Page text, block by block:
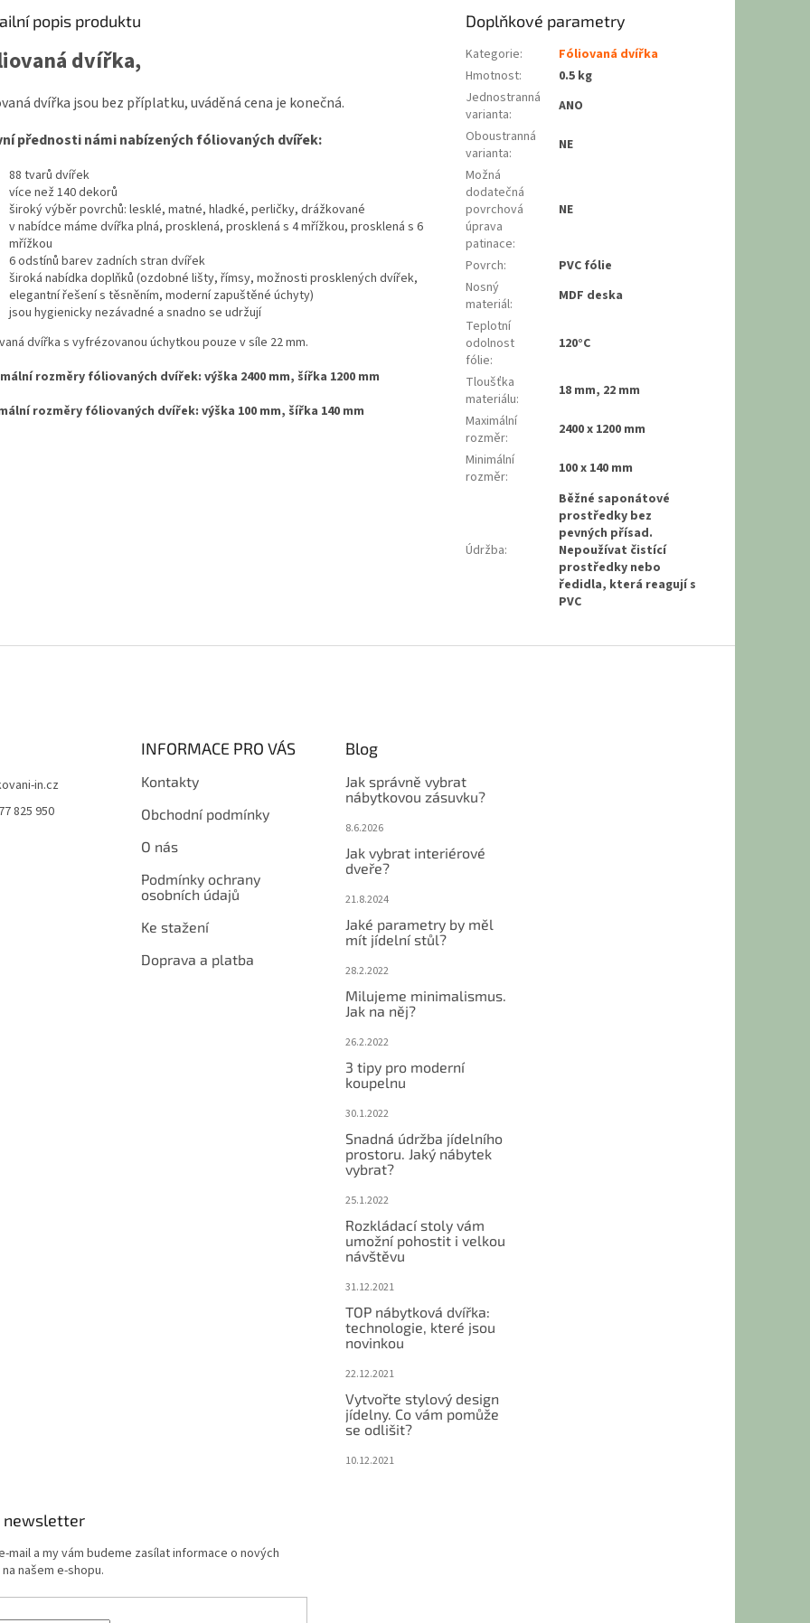
popis produktu
dvířka,
dvířka jsou bez příplatku, uváděná cena je konečná.
přednosti námi nabízených fóliovaných dvířek:
88 tvarů dvířek
více než 140 dekorů
široký výběr povrchů: lesklé, matné, hladké, perličky, drážkované
v nabídce máme dvířka plná, prosklená, prosklená s 4 mřížkou, prosklená s 6
mřížkou
6 odstínů barev zadních stran dvířek
široká nabídka doplňků (ozdobné lišty, římsy, možnosti prosklených dvířek,
elegantní řešení s těsněním, moderní zapuštěné úchyty)
jsou hygienicky nezávadné a snadno se udržují
dvířka s vyfrézovanou úchytkou pouze v síle 22 mm.
rozměry fóliovaných dvířek: výška 2400 mm, šířka 1200 mm
rozměry fóliovaných dvířek: výška 100 mm, šířka 140 mm
Doplňkové parametry
Kategorie:
Fóliovaná dvířka
Hmotnost:
0.5 kg
Jednostranná
varianta:
ANO
Oboustranná
varianta:
NE
Možná
dodatečná
povrchová
úprava
patinace:
NE
Povrch:
PVC fólie
Nosný
materiál:
MDF deska
Teplotní
odolnost
fólie:
120°C
Tloušťka
materiálu:
18 mm, 22 mm
Maximální
rozměr:
2400 x 1200 mm
Minimální
rozměr: 100 x 140 mm
Údržba:
Běžné saponátové
prostředky bez
pevných přísad.
Nepoužívat čistící
prostředky nebo
ředidla, která reagují s
PVC
in.cz
825 950
INFORMACE PRO VÁS
Kontakty
Obchodní podmínky
O nás
Podmínky ochrany
osobních údajů
Ke stažení
Doprava a platba
Blog
Jak správně vybrat
nábytkovou zásuvku?
8.6.2026
Jak vybrat interiérové
dveře?
21.8.2024
Jaké parametry by měl
mít jídelní stůl?
28.2.2022
Milujeme minimalismus.
Jak na něj?
26.2.2022
3 tipy pro moderní
koupelnu
30.1.2022
Snadná údržba jídelního
prostoru. Jaký nábytek
vybrat?
25.1.2022
Rozkládací stoly vám
umožní pohostit i velkou
návštěvu
31.12.2021
TOP nábytková dvířka:
technologie, které jsou
novinkou
22.12.2021
Vytvořte stylový design
jídelny. Co vám pomůže
se odlišit?
10.12.2021
newsletter
mail a my vám budeme zasílat informace o nových
našem e-shopu.